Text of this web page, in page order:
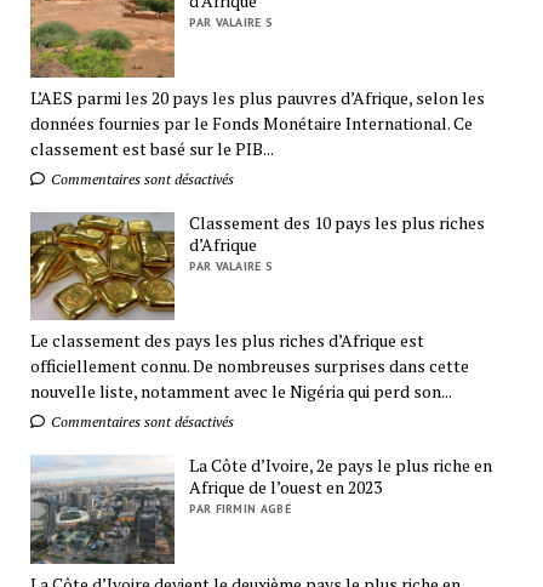
PAR VALAIRE S
L’AES parmi les 20 pays les plus pauvres d’Afrique, selon les
données fournies par le Fonds Monétaire International. Ce
classement est basé sur le PIB...
Commentaires sont désactivés
Classement des 10 pays les plus riches
d’Afrique
PAR VALAIRE S
Le classement des pays les plus riches d’Afrique est
officiellement connu. De nombreuses surprises dans cette
nouvelle liste, notamment avec le Nigéria qui perd son...
Commentaires sont désactivés
La Côte d’Ivoire, 2e pays le plus riche en
Afrique de l’ouest en 2023
PAR FIRMIN AGBÉ